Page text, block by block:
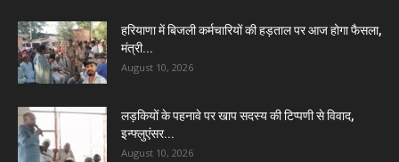
हरियाणा में बिजली कर्मचारियों की हड़ताल पर आज होगा फैसला,
मंत्री...
August 10, 2026
लड़कियों के पहनावे पर खाप सदस्य की टिप्पणी से विवाद,
इन्फ्लुएंसर...
August 10, 2026